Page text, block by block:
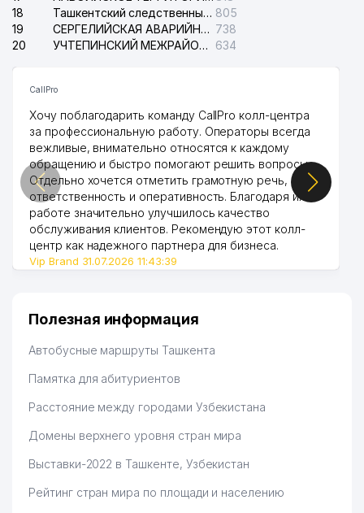
18
Ташкентский следственный изолятор 805
19
СЕРГЕЛИЙСКАЯ АВАРИЙНАЯ СЛУЖБА ЭЛЕКТРОСЕТИ 738
20
УЧТЕПИНСКИЙ МЕЖРАЙОННЫЙ СУД ПО ГРАЖДАНСКИМ ДЕЛАМ 634
CallPro
Хочу поблагодарить команду CallPro колл-центра
за профессиональную работу. Операторы всегда
вежливые, внимательно относятся к каждому
обращению и быстро помогают решить вопросы.
Отдельно хочется отметить грамотную речь,
ответственность и оперативность. Благодаря их
работе значительно улучшилось качество
обслуживания клиентов. Рекомендую этот колл-
центр как надежного партнера для бизнеса.
Vip Brand 31.07.2026 11:43:39
Полезная информация
Автобусные маршруты Ташкента
Памятка для абитуриентов
Расстояние между городами Узбекистана
Домены верхнего уровня стран мира
Выставки-2022 в Ташкенте, Узбекистан
Рейтинг стран мира по площади и населению